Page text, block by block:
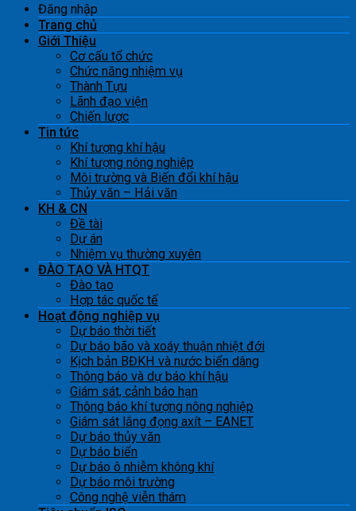
Đăng nhập
Trang chủ
Giới Thiệu
Cơ cấu tổ chức
Chức năng nhiệm vụ
Thành Tựu
Lãnh đạo viện
Chiến lược
Tin tức
Khí tượng khí hậu
Khí tượng nông nghiệp
Môi trường và Biến đổi khí hậu
Thủy văn – Hải văn
KH & CN
Đề tài
Dự án
Nhiệm vụ thường xuyên
ĐÀO TẠO VÀ HTQT
Đào tạo
Hợp tác quốc tế
Hoạt động nghiệp vụ
Dự báo thời tiết
Dự báo bão và xoáy thuận nhiệt đới
Kịch bản BĐKH và nước biển dâng
Thông báo và dự báo khí hậu
Giám sát, cảnh báo hạn
Thông báo khí tượng nông nghiệp
Giám sát lắng đọng axít – EANET
Dự báo thủy văn
Dự báo biển
Dự báo ô nhiễm không khí
Dự báo môi trường
Công nghệ viễn thám